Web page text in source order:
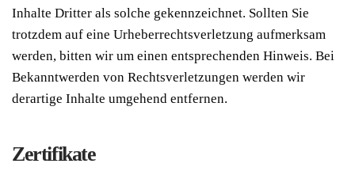
Inhalte Dritter als solche gekennzeichnet. Sollten Sie
trotzdem auf eine Urheberrechtsverletzung aufmerksam
werden, bitten wir um einen entsprechenden Hinweis. Bei
Bekanntwerden von Rechtsverletzungen werden wir
derartige Inhalte umgehend entfernen.
Zertifikate